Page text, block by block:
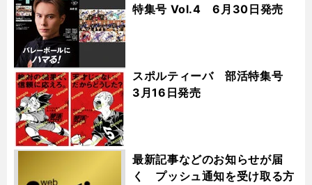
特集号 Vol.4 6月30日発売
スポルティーバ 部活特集号
3月16日発売
最新記事などのお知らせが届
く プッシュ通知を受け取る方